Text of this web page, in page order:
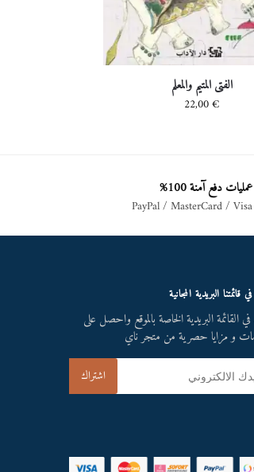
الفتى المتيم والمعلم
22,00€
عمليات دفع آمنة 100%
PayPal / MasterCard / Visa
قائمتنا البريدية المجانية
القائمة البريدية الخاصة بالموقع واحصل على
و مزايا حصرية من متجر ناي